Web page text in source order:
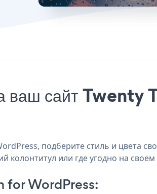
ваш сайт
подберите стиль и цвета
или где угодно на своем
for WordPress: